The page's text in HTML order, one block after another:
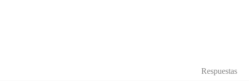
Respuestas